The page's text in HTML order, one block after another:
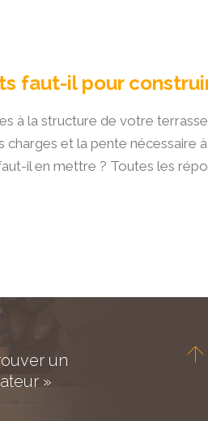
faut-il pour
à la structure de votre
charges et la pente nécessaire
il en mettre ? Toutes les
un
»
